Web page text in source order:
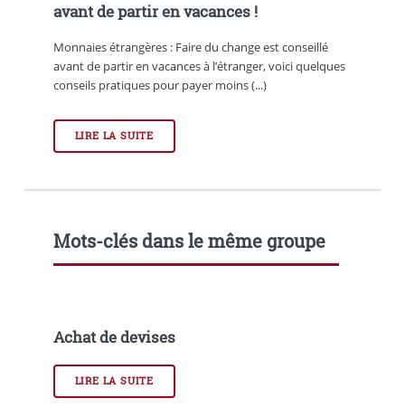
avant de partir en vacances !
Monnaies étrangères : Faire du change est conseillé
avant de partir en vacances à l’étranger, voici quelques
conseils pratiques pour payer moins (...)
LIRE LA SUITE
Mots-clés dans le même groupe
Achat de devises
LIRE LA SUITE